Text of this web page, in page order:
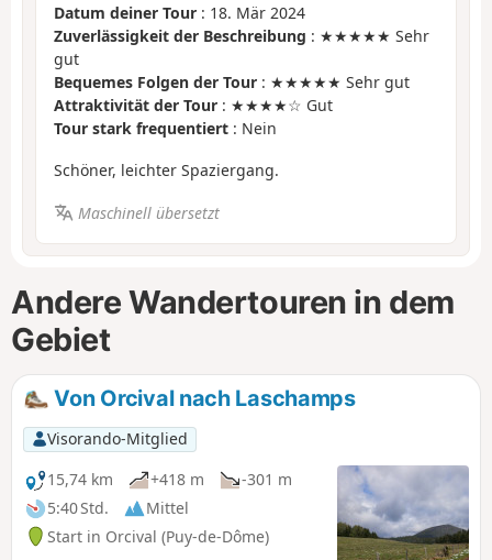
Datum deiner Tour : 18. Mär 2024
Zuverlässigkeit der Beschreibung : ★★★★★ Sehr
gut
Bequemes Folgen der Tour : ★★★★★ Sehr gut
Attraktivität der Tour : ★★★★☆ Gut
Tour stark frequentiert : Nein
Schöner, leichter Spaziergang.
Maschinell übersetzt
Andere Wandertouren in dem
Gebiet
Von Orcival nach Laschamps
Visorando-Mitglied
15,74 km
+418 m
-301 m
5:40 Std.
Mittel
Start in Orcival (Puy-de-Dôme)